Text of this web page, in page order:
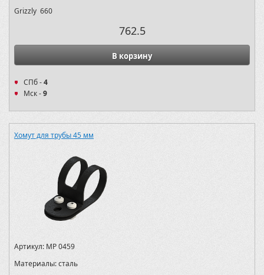
Grizzly 660
762.5
В корзину
СПб -4
Мск -9
Хомут для трубы 45 мм
Артикул: MP 0459
Материалы:сталь